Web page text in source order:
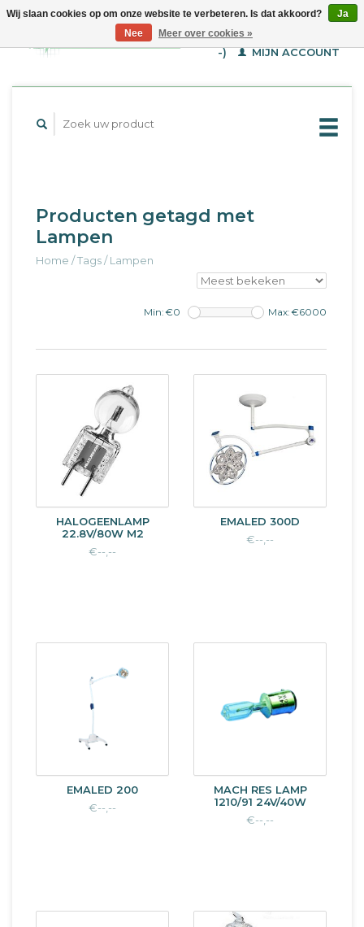
WINKELWAGEN (€--,-
-)
MIJN ACCOUNT
Producten getagd met
Lampen
Home /Tags/Lampen
Min: €0 Max: €6000
HALOGEENLAMP
22.8V/80W M2
€--,--
EMALED 300D
€--,--
EMALED 200
€--,--
MACH RES LAMP
1210/91 24V/40W
€--,--
Wij slaan cookies op om onze website te verbeteren. Is dat akkoord?
Ja
Nee
Meer over cookies »